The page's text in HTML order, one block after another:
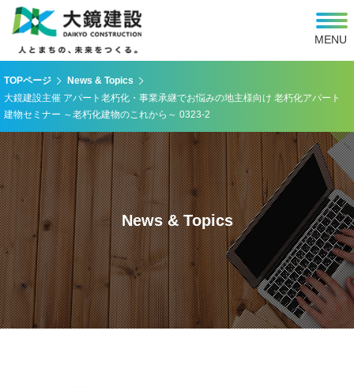
MENU
TOPページ
News & Topics
大鏡建設主催 アパート老朽化・事業承継でお悩みの地主様向け 老朽化アパート
建物セミナー ～老朽化建物のこれから～ 0323-2
News & Topics